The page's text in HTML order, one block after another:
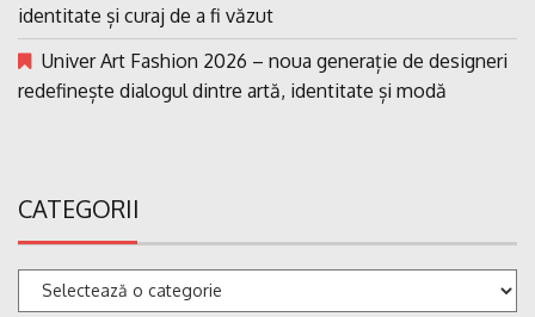
identitate și curaj de a fi văzut
Univer Art Fashion 2026 – noua generație de designeri
redefinește dialogul dintre artă, identitate și modă
CATEGORII
Categorii